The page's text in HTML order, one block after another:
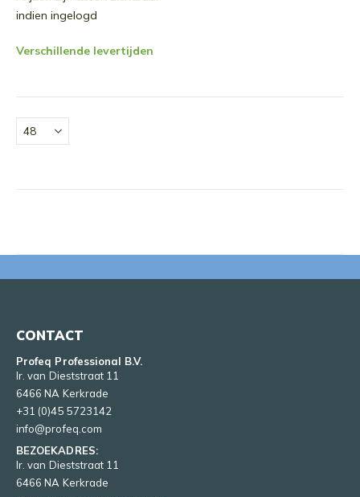
indien ingelogd
Verschillende levertijden
CONTACT
Profeq Professional B.V.
Ir. van Dieststraat 11
6466 NA Kerkrade
+31 (0)45 5723142
info@profeq.com
BEZOEKADRES:
Ir. van Dieststraat 11
6466 NA Kerkrade